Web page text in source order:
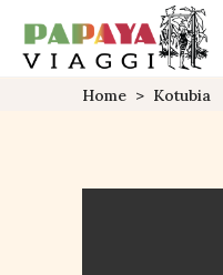
Home > Kotubia